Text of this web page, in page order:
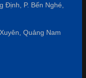
Định, P. Bến Nghé,
Quảng Nam